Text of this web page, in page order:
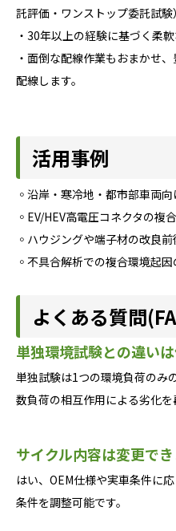
託評価・ワンストップ委託試験）
・30年以上の経験に基づく柔
・面倒な配線作業もおまかせ
配線します。
活用事例
◦沿岸・寒冷地・都市部車両
◦EV/HEV高電圧コネクタの複
◦ハウジングや端子材の改良前
◦不具合解析での複合環境起
よくある質問
単独環境試験との違い
単独試験は1つの環境負荷のみ
数負荷の相互作用による劣化を
サイクル内容は変更で
はい、OEM仕様や実車条件に
条件を調整可能です。